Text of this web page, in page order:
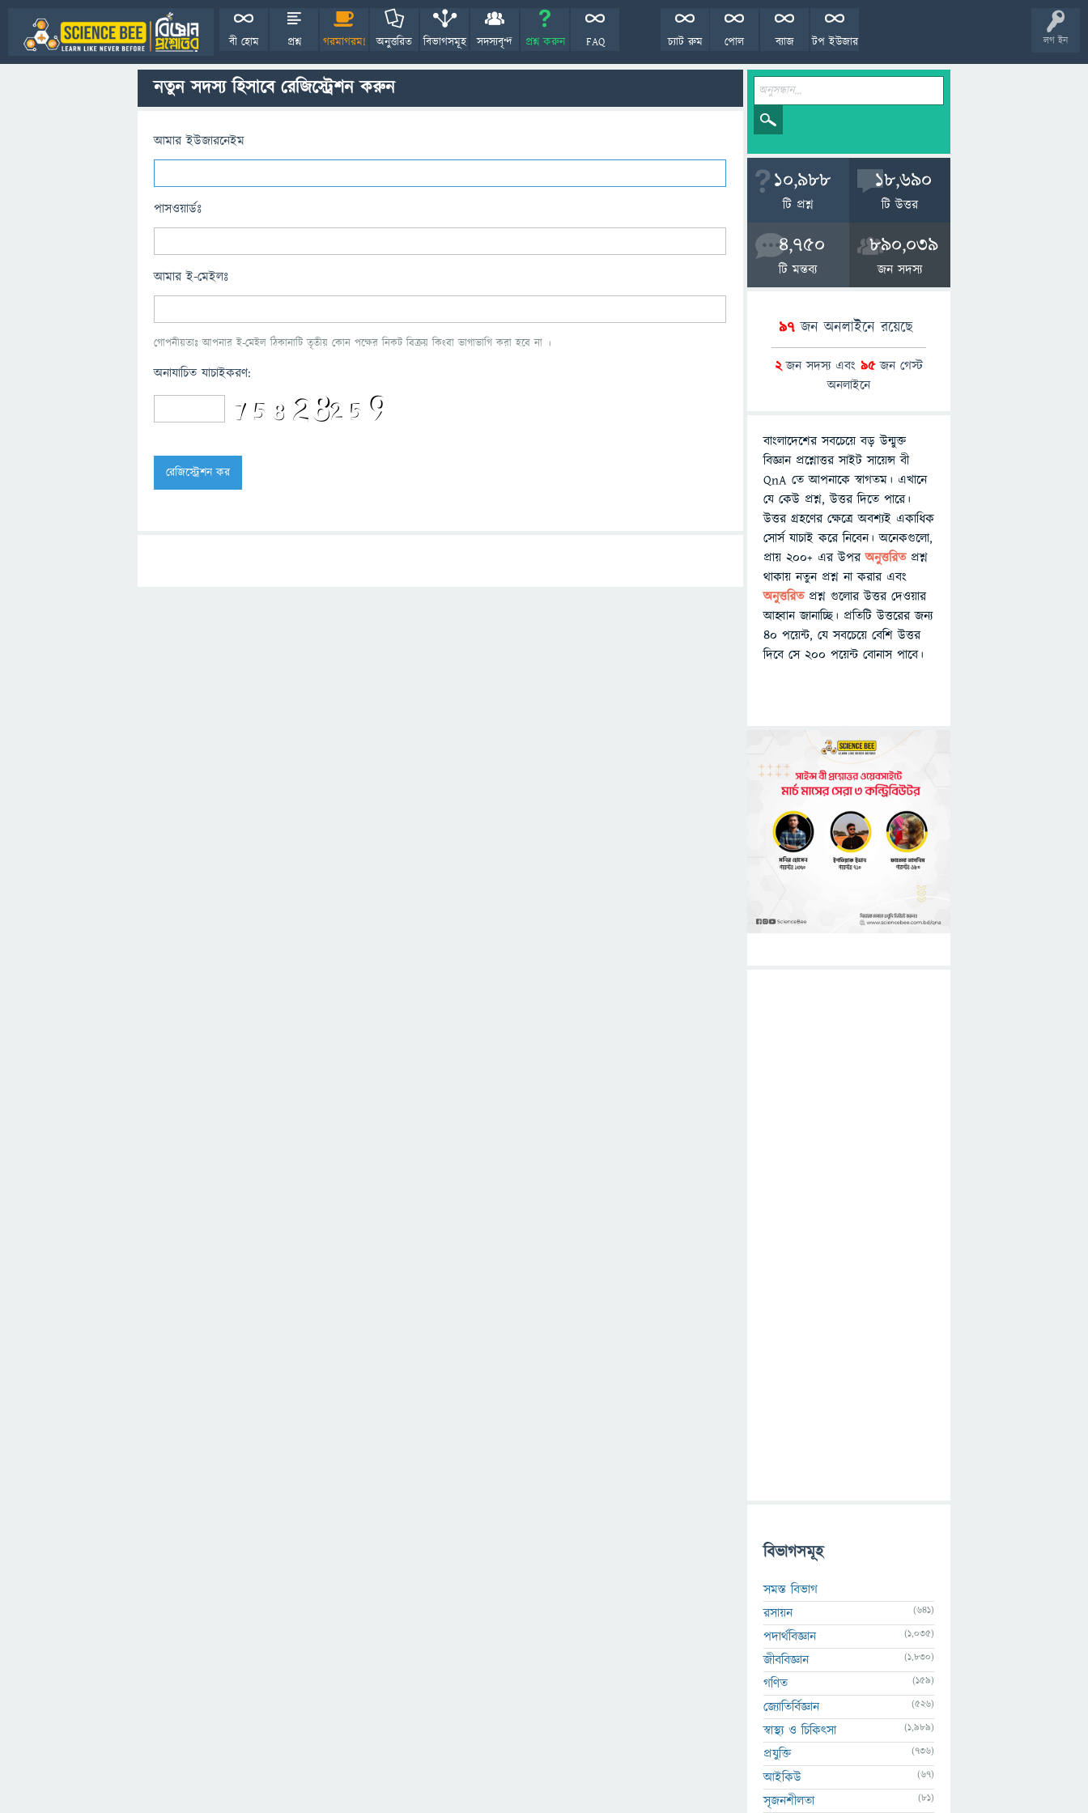
লগ ইন
বী হোম প্রশ্ন গরমাগরম! অনুত্তরিত বিভাগসমূহ সদস্যবৃন্দ প্রশ্ন করুন FAQ টপ ইউজার
ব্যাজ
পোল
চ্যাট রুম
নতুন সদস্য হিসাবে রেজিস্ট্রেশন করুন
আমার ইউজারনেইম
পাসওয়ার্ডঃ
আমার ই-মেইলঃ
গোপনীয়তাঃ আপনার ই-মেইল ঠিকানাটি তৃতীয় কোন পক্ষের নিকট বিক্রয় কিংবা ভাগাভাগি করা হবে না ।
অনাযাচিত যাচাইকরণ:
10,988
টি প্রশ্ন
18,690
টি উত্তর
4,750
টি মন্তব্য
890,039
জন সদস্য
97জন অনলাইনে রয়েছে
2জন সদস্য এবং 95জন গেস্ট
অনলাইনে
বাংলাদেশের সবচেয়ে বড় উন্মুক্ত
বিজ্ঞান প্রশ্নোত্তর সাইট সায়েন্স বী
QnA তে আপনাকে স্বাগতম। এখানে
যে কেউ প্রশ্ন, উত্তর দিতে পারে।
উত্তর গ্রহণের ক্ষেত্রে অবশ্যই একাধিক
সোর্স যাচাই করে নিবেন। অনেকগুলো,
প্রায় ২০০+ এর উপরঅনুত্তরিতপ্রশ্ন
থাকায় নতুন প্রশ্ন না করার এবং
অনুত্তরিত প্রশ্ন গুলোর উত্তর দেওয়ার
আহ্বান জানাচ্ছি। প্রতিটি উত্তরের জন্য
৪০ পয়েন্ট, যে সবচেয়ে বেশি উত্তর
দিবে সে ২০০ পয়েন্ট বোনাস পাবে।
বিভাগসমূহ
সমস্ত বিভাগ
রসায়ন
(641)
পদার্থবিজ্ঞান (1,035)
জীববিজ্ঞান (1,830)
গণিত (159)
জ্যোতির্বিজ্ঞান (526)
স্বাস্থ্য ও চিকিৎসা (1,989)
প্রযুক্তি (736)
আইকিউ (67)
সৃজনশীলতা (81)